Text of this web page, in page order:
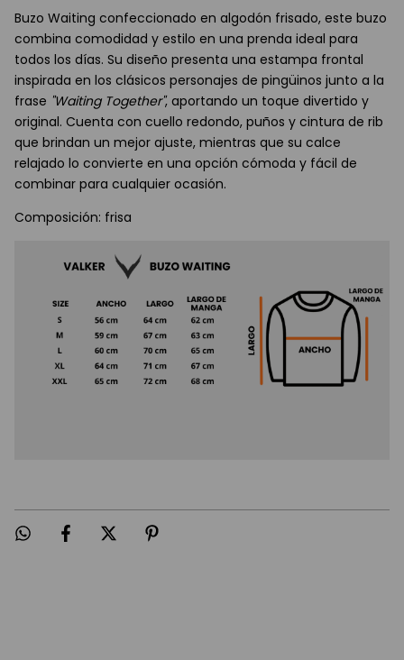
Buzo Waiting confeccionado en algodón frisado, este buzo
combina comodidad y estilo en una prenda ideal para
todos los días. Su diseño presenta una estampa frontal
inspirada en los clásicos personajes de pingüinos junto a la
frase "Waiting Together", aportando un toque divertido y
original. Cuenta con cuello redondo, puños y cintura de rib
que brindan un mejor ajuste, mientras que su calce
relajado lo convierte en una opción cómoda y fácil de
combinar para cualquier ocasión.
Composición: frisa